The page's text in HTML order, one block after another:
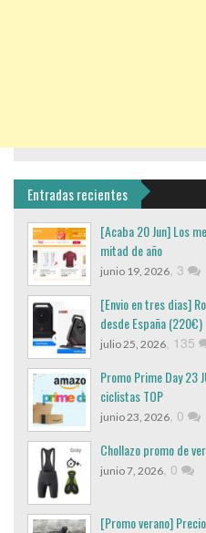
Entradas recientes
[Acaba 20 Jun] Los
mitad de año
junio 19, 2026, 3
[Envio en tres dias]
desde España (220€)
julio 25, 2026, 135
Promo Prime Day 23
ciclistas TOP
junio 23, 2026, 0
Chollazo promo de
junio 7, 2026, 0
[Promo verano]